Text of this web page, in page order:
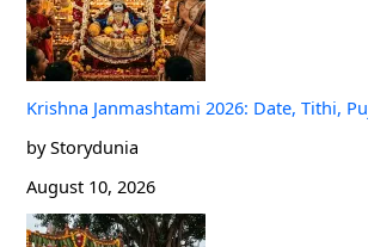
Krishna Janmashtami 2026: Date, Tithi,
by Storydunia
August 10, 2026